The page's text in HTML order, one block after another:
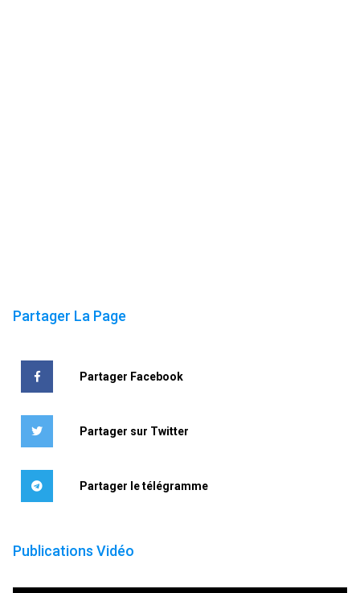
Partager La Page
Partager Facebook
Partager sur Twitter
Partager le télégramme
Publications Vidéo